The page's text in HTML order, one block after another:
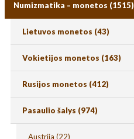
Numizmatika – monetos (1515)
Lietuvos monetos (43)
Vokietijos monetos (163)
Rusijos monetos (412)
Pasaulio šalys (974)
Austrija (22)